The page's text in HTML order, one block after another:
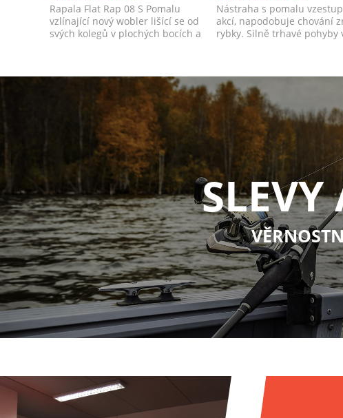
Rapala Flat Rap 08 S Pomalu
vzlínající nový wobler lišící se od
svých kolegů v plochých bocích a
Nástraha s pomalu
akcí, napodobuje chování
rybky. Silně trhavé pohyby